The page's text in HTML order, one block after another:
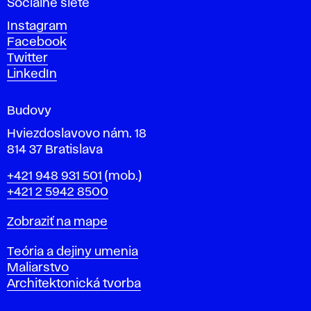
ý
c
h
u
m
e
í
v
r
a
i
l
a
v
Sociálne siete
Instagram
Facebook
Twitter
LinkedIn
Budovy
Hviezdoslavovo nám. 18
814 37 Bratislava
Telefón
+421 948 931 501 (mob.)
+421 2 5942 8500
Mapa
Zobraziť na mape
Katedry
Teória a dejiny umenia
Maliarstvo
Architektonická tvorba